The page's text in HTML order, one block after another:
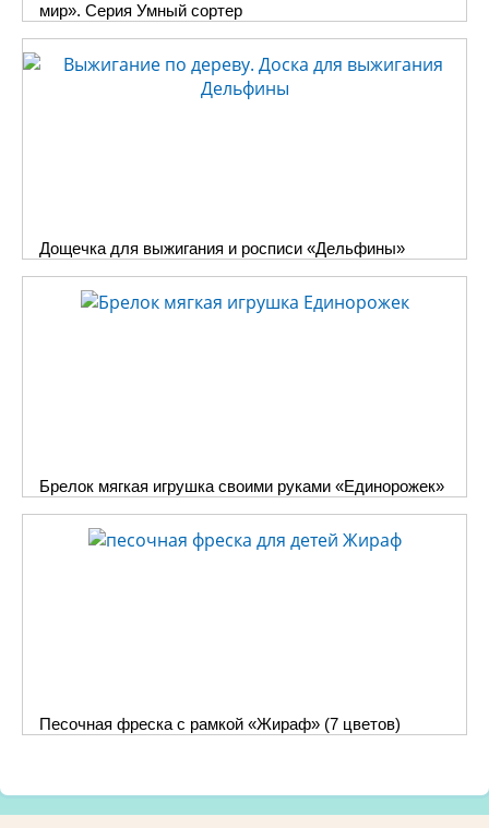
мир». Серия Умный сортер
Дощечка для выжигания и росписи «Дельфины»
Брелок мягкая игрушка своими руками «Единорожек»
Песочная фреска с рамкой «Жираф» (7 цветов)